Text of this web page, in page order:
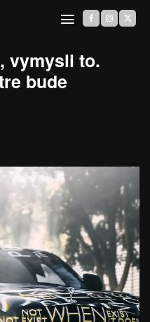
vymysli to.
bude